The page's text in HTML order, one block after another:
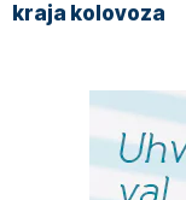
kraja kolovoza